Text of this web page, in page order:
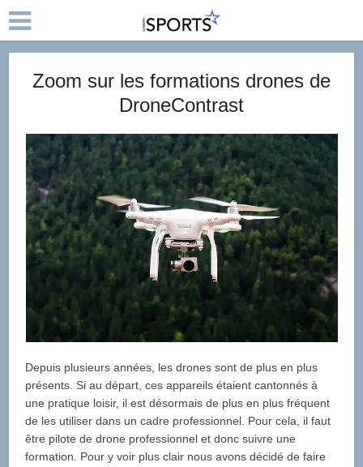
Zoom sur les formations drones de
DroneContrast
Depuis plusieurs années, les drones sont de plus en plus
présents. Si au départ, ces appareils étaient cantonnés à
une pratique loisir, il est désormais de plus en plus fréquent
de les utiliser dans un cadre professionnel. Pour cela, il faut
être pilote de drone professionnel et donc suivre une
formation. Pour y voir plus clair nous avons décidé de faire